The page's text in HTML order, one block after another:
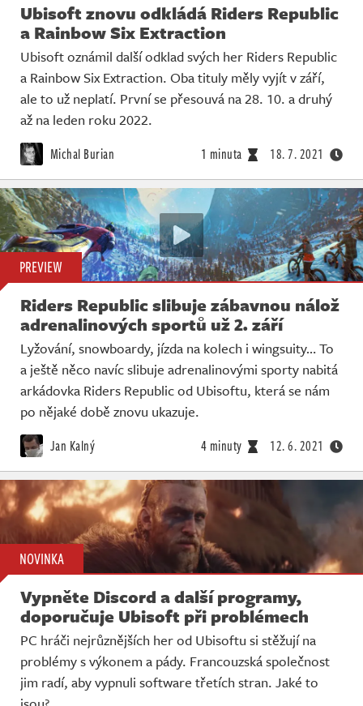
Ubisoft znovu odkládá Riders Republic
a Rainbow Six Extraction
Ubisoft oznámil další odklad svých her Riders Republic
a Rainbow Six Extraction. Oba tituly měly vyjít v září,
ale to už neplatí. První se přesouvá na 28. 10. a druhý
až na leden roku 2022.
Michal Burian 1 minuta 18. 7. 2021
PREVIEW
Riders Republic slibuje zábavnou nálož
adrenalinových sportů už 2. září
Lyžování, snowboardy, jízda na kolech i wingsuity… To
a ještě něco navíc slibuje adrenalinovými sporty nabitá
arkádovka Riders Republic od Ubisoftu, která se nám
po nějaké době znovu ukazuje.
Jan Kalný 4 minuty 12. 6. 2021
NOVINKA
Vypněte Discord a další programy,
doporučuje Ubisoft při problémech
PC hráči nejrůznějších her od Ubisoftu si stěžují na
problémy s výkonem a pády. Francouzská společnost
jim radí, aby vypnuli software třetích stran. Jaké to